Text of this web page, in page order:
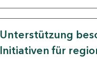
Unterstützung
Initiativen für